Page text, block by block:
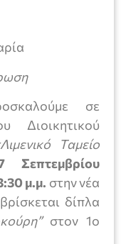
σε
Διοικητικού
Ταμείο
Σεπτεμβρίου
μ.μ. στην νέα
δίπλα
στον 1ο